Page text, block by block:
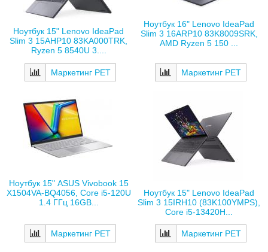
Ноутбук 15" Lenovo IdeaPad
Slim 3 15AHP10 83KA000TRK,
Ryzen 5 8540U 3....
Маркетинг РЕТ
Ноутбук 16" Lenovo IdeaPad
Slim 3 16ARP10 83K8009SRK,
AMD Ryzen 5 150 ...
Маркетинг РЕТ
Ноутбук 15" ASUS Vivobook 15
X1504VA-BQ4056, Core i5-120U
1.4 ГГц 16GB...
Маркетинг РЕТ
Ноутбук 15" Lenovo IdeaPad
Slim 3 15IRH10 (83K100YMPS),
Core i5-13420H...
Маркетинг РЕТ